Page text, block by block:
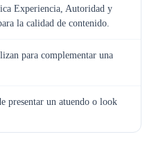
Experiencia, Autoridad y
la calidad de contenido.
para complementar una
presentar un atuendo o look